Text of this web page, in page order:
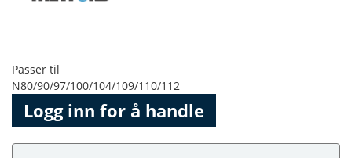
Passer til
N80/90/97/100/104/109/110/112
Logg inn for å handle